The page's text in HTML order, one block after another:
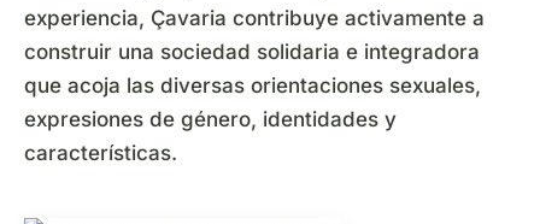
experiencia, Çavaria contribuye activamente a
construir una sociedad solidaria e integradora
que acoja las diversas orientaciones sexuales,
expresiones de género, identidades y
características.